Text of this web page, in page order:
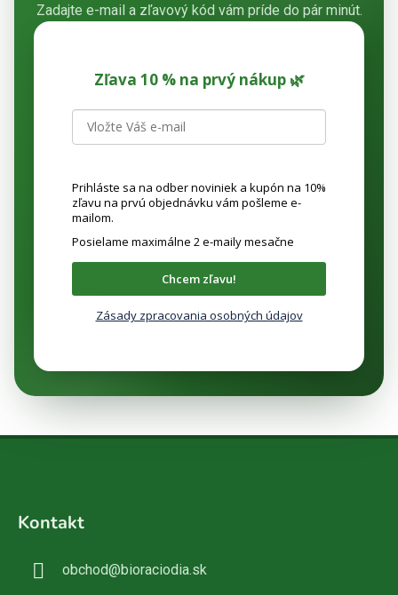
Zadajte e-mail a zľavový kód vám príde do pár minút.
Zľava 10 % na prvý nákup 🌿
Prihláste sa na odber noviniek a kupón na 10%
zľavu na prvú objednávku vám pošleme e-
mailom.
Posielame maximálne 2 e-maily mesačne
Chcem zľavu!
Zásady zpracovania osobných údajov
Kontakt
obchod@bioraciodia.sk